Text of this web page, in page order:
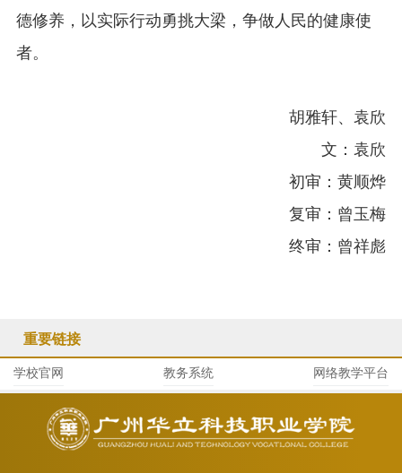
德修养，以实际行动勇挑大梁，争做人民的健康使
者。
胡雅轩、袁欣
文：袁欣
初审：黄顺烨
复审：曾玉梅
终审：曾祥彪
重要链接
学校官网 教务系统 网络教学平台